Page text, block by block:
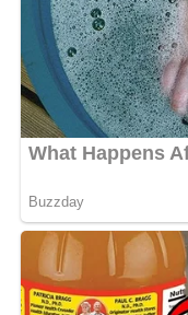
Kombination aus
die zusammen ein
Die saftigen
während Paprika für
Verbindung mit
harmonisches
Besonders
verbinden sich die
dichten, leicht
einsetzen lässt.